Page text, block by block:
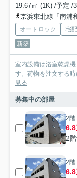
19.67㎡ (1K) /予定 /
京浜東北線「南浦
オートロック 宅
新築
室内設備は浴室乾燥
す。荷物を注文する
見る
募集中の部屋
2階
6.8
2
2階
6.8